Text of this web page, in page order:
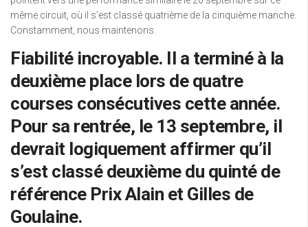
même circuit, où il s’est classé quatrième de la cinquième manche.
Constamment, nous maintenons.
Fiabilité incroyable. Il a terminé à la
deuxième place lors de quatre
courses consécutives cette année.
Pour sa rentrée, le 13 septembre, il
devrait logiquement affirmer qu’il
s’est classé deuxième du quinté de
référence Prix Alain et Gilles de
Goulaine.